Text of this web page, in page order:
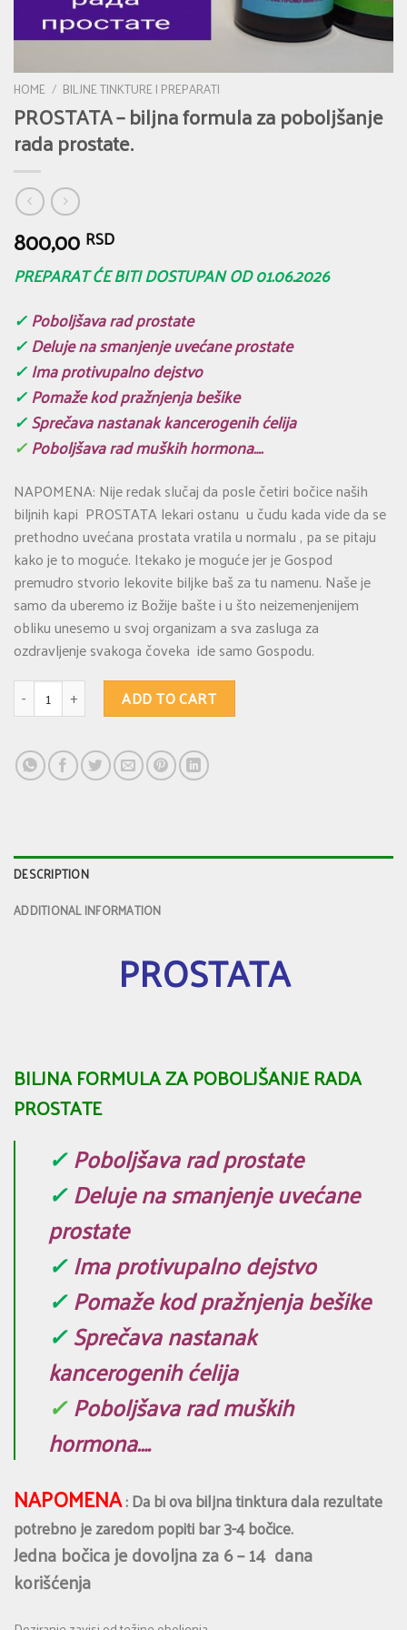
HOME / BILJNE TINKTURE I PREPARATI
PROSTATA – biljna formula za poboljšanje
rada prostate.
800,00 RSD
PREPARAT ĆE BITI DOSTUPAN OD 01.06.2026
✓Poboljšava rad prostate
✓Deluje na smanjenje uvećane prostate
✓Ima protivupalno dejstvo
✓Pomaže kod pražnjenja bešike
✓Sprečava nastanak kancerogenih ćelija
✓Poboljšava rad muških hormona….
NAPOMENA: Nije redak slučaj da posle četiri bočice naših
biljnih kapi PROSTATA lekari ostanu u čudu kada vide da se
prethodno uvećana prostata vratila u normalu , pa se pitaju
kako je to moguće. Itekako je moguće jer je Gospod
premudro stvorio lekovite biljke baš za tu namenu. Naše je
samo da uberemo iz Božije bašte i u što neizemenjenijem
obliku unesemo u svoj organizam a sva zasluga za
ozdravljenje svakoga čoveka ide samo Gospodu.
PROSTATA - biljna formula za poboljšanje rada prostate. quantity
ADD TO CART
DESCRIPTION
ADDITIONAL INFORMATION
PROSTATA
BILJNA FORMULA ZA POBOLJŠANJE RADA
PROSTATE
✓Poboljšava rad prostate
✓Deluje na smanjenje uvećane
prostate
✓Ima protivupalno dejstvo
✓Pomaže kod pražnjenja bešike
✓Sprečava nastanak
kancerogenih ćelija
✓Poboljšava rad muških
hormona….
NAPOMENA: Da bi ova biljna tinktura dala rezultate
potrebno je zaredom popiti bar 3-4 bočice.
Jedna bočica je dovoljna za 6 – 14 dana
korišćenja